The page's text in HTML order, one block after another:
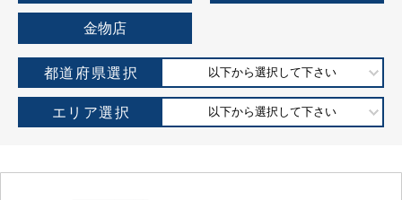
金物店
都道府県選択 以下から選択して下さい
エリア選択 以下から選択して下さい